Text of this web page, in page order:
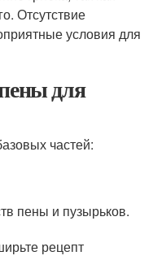
Отсутствие
условия для
для
частей:
пены и пузырьков.
рецепт